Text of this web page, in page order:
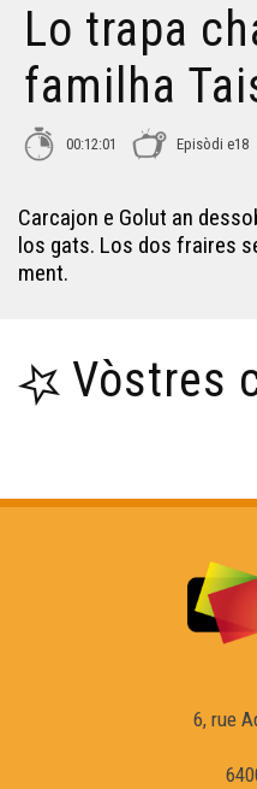
Lo trapa
familha
00:12:01 Episòdi e18
Carcajon e Golut an
los gats. Los dos fraires
ment.
Vòstres
6, rue